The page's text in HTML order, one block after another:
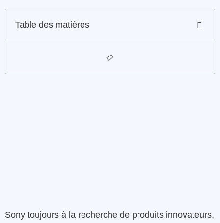
Table des matières
Sony toujours à la recherche de produits innovateurs,